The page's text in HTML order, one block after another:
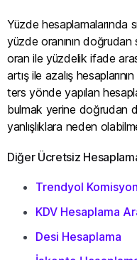
Yüzde hesaplamalarında
yüzde oranının doğrudan
oran ile yüzdelik ifade
artış ile azalış
ters yönde yapılan
bulmak yerine doğrudan
yanlışlıklara neden
Diğer Ücretsiz
Trendyol
KDV Hesaplama
Desi Hesaplama